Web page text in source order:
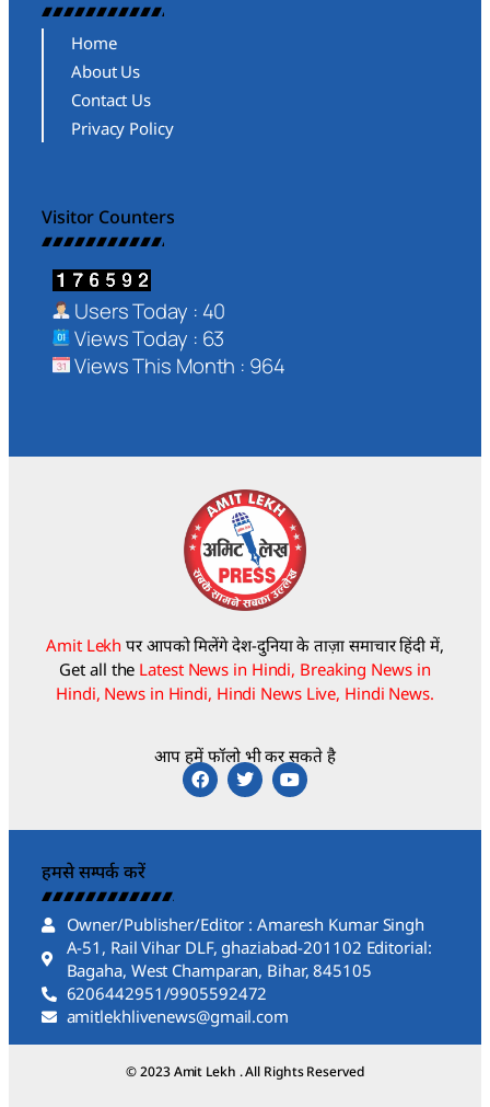
Home
About Us
Contact Us
Privacy Policy
Visitor Counters
Users Today : 40
Views Today : 63
Views This Month : 964
Amit Lekh पर आपको मिलेंगे देश-दुनिया के ताज़ा समाचार हिंदी में,
Get all the Latest News in Hindi, Breaking News in
Hindi, News in Hindi, Hindi News Live, Hindi News.
आप हमें फॉलो भी कर सकते है
हमसे सम्पर्क करें
Owner/Publisher/Editor : Amaresh Kumar Singh
A-51, Rail Vihar DLF, ghaziabad-201102 Editorial:
Bagaha, West Champaran, Bihar, 845105
6206442951/9905592472
amitlekhlivenews@gmail.com
© 2023 Amit Lekh . All Rights Reserved